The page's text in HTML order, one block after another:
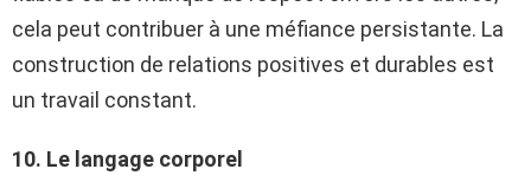
cela peut contribuer à une méfiance persistante. La
construction de relations positives et durables est
un travail constant.
10. Le langage corporel